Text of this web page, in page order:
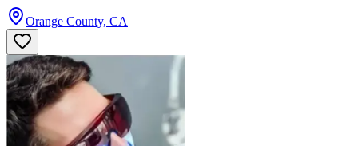
Orange County, CA